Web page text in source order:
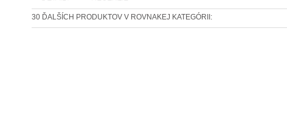
30 ĎALŠÍCH PRODUKTOV V ROVNAKEJ KATEGÓRII: